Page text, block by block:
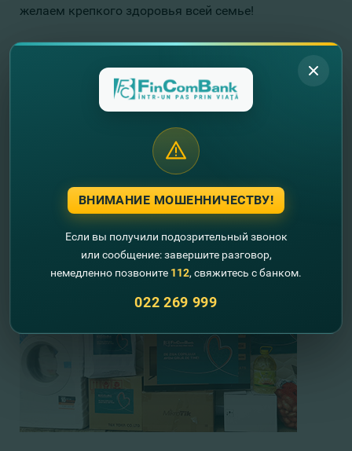
желаем крепкого здоровья всей семье!
FinComBank – вместе по жизни!
ВНИМАНИЕ МОШЕННИЧЕСТВУ!
Если вы получили подозрительный звонок
или сообщение: завершите разговор,
немедленно позвоните 112, свяжитесь с банком.
022 269 999